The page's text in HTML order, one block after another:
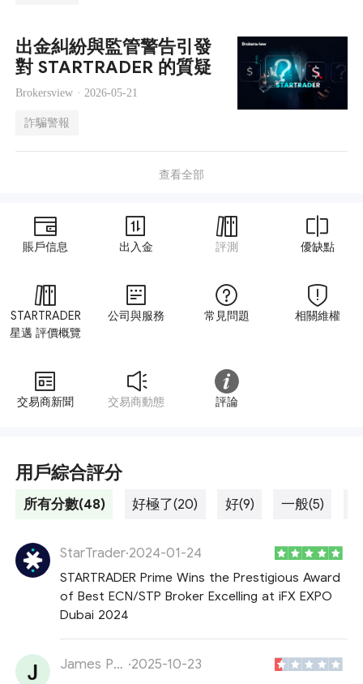
出金糾紛與監管警告引發
對 STARTRADER 的質疑
Brokersview · 2026-05-21
詐騙警報
查看全部
賬戶信息 出入金 評測 優缺點
STARTRADER
星邁 評價概覽
公司與服務 常見問題 相關維權
交易商新聞 交易商動態 評論
用戶綜合評分
所有分數(48) 好極了(20) 好(9) 一般(5)
StarTrader·2024-01-24
STARTRADER Prime Wins the Prestigious Award
of Best ECN/STP Broker Excelling at iFX EXPO
Dubai 2024
James Patrick ·2025-10-23